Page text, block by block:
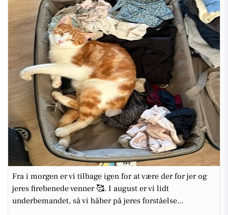
Fra i morgen er vi tilbage igen for at være der for jer og
jeres firebenede venner 🥰. I august er vi lidt
underbemandet, så vi håber på jeres forståelse...